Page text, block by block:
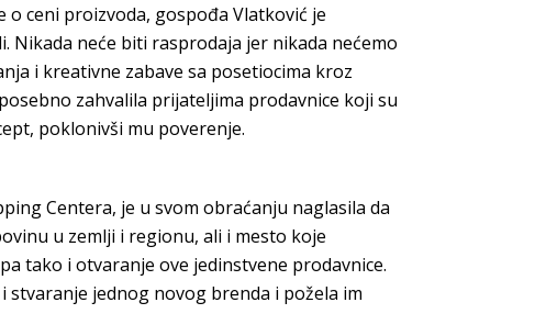
ceni proizvoda, gospođa Vlatković je
Nikada neće biti rasprodaja jer nikada nećemo
i kreativne zabave sa posetiocima kroz
zahvalila prijateljima prodavnice koji su
poklonivši mu poverenje.
Centera, je u svom obraćanju naglasila da
u zemlji i regionu, ali i mesto koje
tako i otvaranje ove jedinstvene prodavnice.
jednog novog brenda i požela im